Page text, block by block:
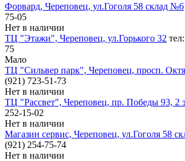
Форвард, Череповец, ул.Гоголя 58 склад №6
75-05
Нет в наличии
ТЦ "Этажи", Череповец, ул.Горького 32
75
Мало
ТЦ "Сильвер парк", Череповец, просп.
(921) 723-51-73
Нет в наличии
ТЦ "Рассвет", Череповец, пр. Победы 93, 2
252-15-02
Нет в наличии
Магазин сервис, Череповец, ул.Гоголя 58
(921) 254-75-74
Нет в наличии